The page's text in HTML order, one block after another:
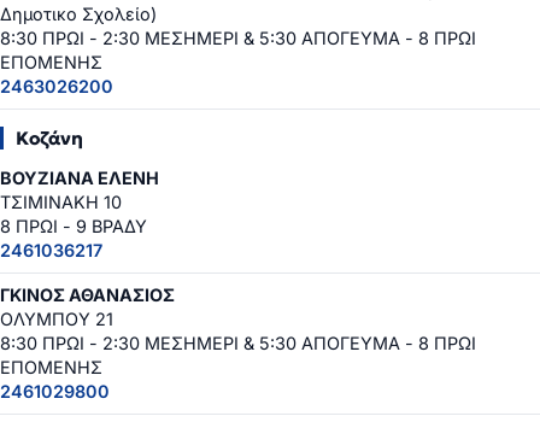
Δημοτικο Σχολείο)
8:30 ΠΡΩΙ - 2:30 ΜΕΣΗΜΕΡΙ & 5:30 ΑΠΟΓΕΥΜΑ - 8 ΠΡΩΙ
ΕΠΟΜΕΝΗΣ
2463026200
Κοζάνη
ΒΟΥΖΙΑΝΑ ΕΛΕΝΗ
ΤΣΙΜΙΝΑΚΗ 10
8 ΠΡΩΙ - 9 ΒΡΑΔΥ
2461036217
ΓΚΙΝΟΣ ΑΘΑΝΑΣΙΟΣ
ΟΛΥΜΠΟΥ 21
8:30 ΠΡΩΙ - 2:30 ΜΕΣΗΜΕΡΙ & 5:30 ΑΠΟΓΕΥΜΑ - 8 ΠΡΩΙ
ΕΠΟΜΕΝΗΣ
2461029800